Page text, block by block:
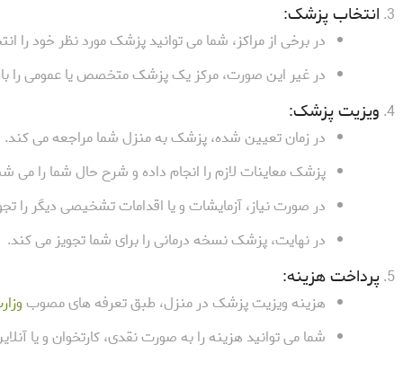
انتخاب پزشک:
در برخی از مراکز، شما می توانید پزشک مورد نظر خود را
در غیر این صورت، مرکز یک پزشک متخصص یا عمومی را با
ویزیت پزشک:
در زمان تعیین شده، پزشک به منزل شما مراجعه می کند.
پزشک معاینات لازم را انجام داده و شرح حال شما را می
در صورت نیاز، آزمایشات و یا اقدامات تشخیصی دیگر را
در نهایت، پزشک نسخه درمانی را برای شما تجویز می کند.
پرداخت هزینه:
هزینه ویزیت پزشک در منزل، طبق تعرفه های مصوب
شما می توانید هزینه را به صورت نقدی، کارتخوان و یا